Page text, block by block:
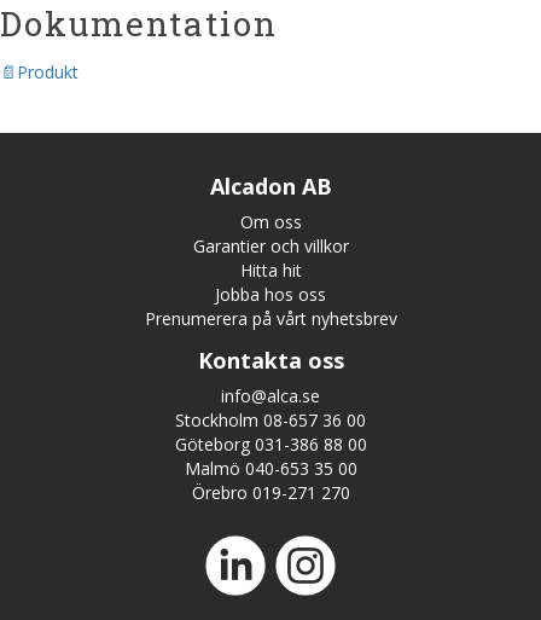
Dokumentation
Produkt
Alcadon AB
Om oss
Garantier och villkor
Hitta hit
Jobba hos oss
Prenumerera på vårt nyhetsbrev
Kontakta oss
info@alca.se
Stockholm 08-657 36 00
Göteborg 031-386 88 00
Malmö 040-653 35 00
Örebro 019-271 270